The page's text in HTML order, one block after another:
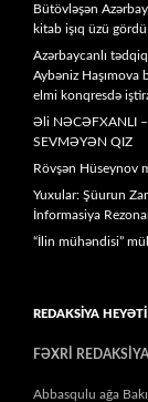
Bütövləşən
kitab işıq üzü gördü
Azərbaycanlı
Aybəniz Haşımova
elmi konqresdə
Əli NƏCƏFXANLI
SEVMƏYƏN QIZ
Rövşən Hüseynov
Yuxular: Şüurun
İnformasiya
“İlin mühəndisi”
REDAKSİYA
FƏXRİ
Abbasqulu ağa